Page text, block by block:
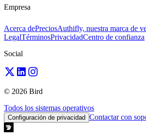
Empresa
Acerca dePreciosAuthifly, nuestra marca de
LegalTérminosPrivacidadCentro de confianza
Social
© 2026 Bird
Todos los sistemas operativos
Configuración de privacidad Contactar con